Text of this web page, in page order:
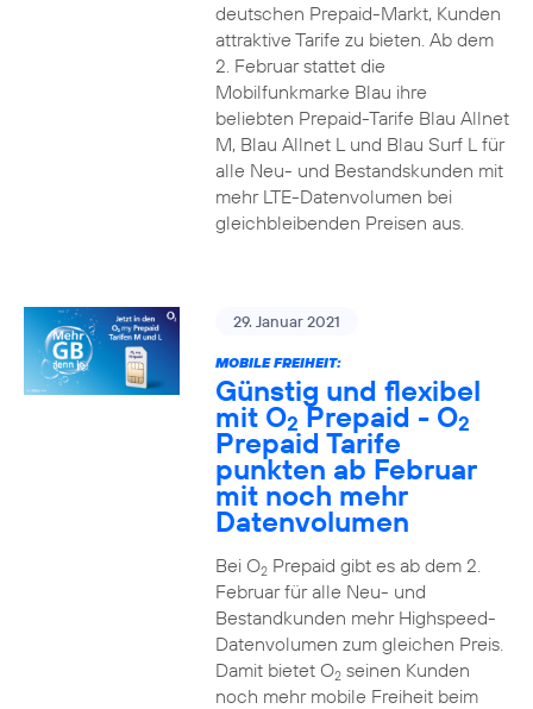
deutschen Prepaid-Markt, Kunden
attraktive Tarife zu bieten. Ab dem
2. Februar stattet die
Mobilfunkmarke Blau ihre
beliebten Prepaid-Tarife Blau Allnet
M, Blau Allnet L und Blau Surf L für
alle Neu- und Bestandskunden mit
mehr LTE-Datenvolumen bei
gleichbleibenden Preisen aus.
29. Januar 2021
MOBILE FREIHEIT:
Günstig und flexibel
mit O2 Prepaid - O2
Prepaid Tarife
punkten ab Februar
mit noch mehr
Datenvolumen
Bei O2Prepaid gibt es ab dem 2.
Februar für alle Neu- und
Bestandkunden mehr Highspeed-
Datenvolumen zum gleichen Preis.
Damit bietet O2seinen Kunden
noch mehr mobile Freiheit beim